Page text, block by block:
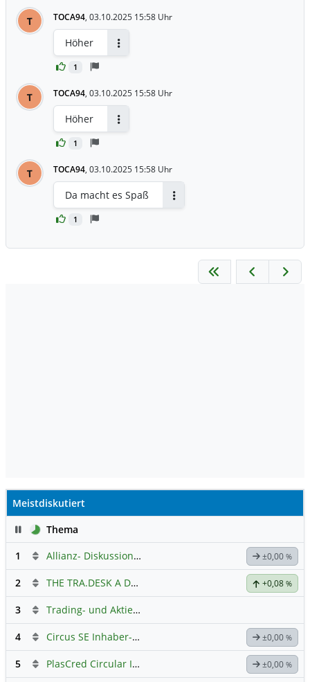
T TOCA94, 03.10.2025 15:58 Uhr
1
Höher
T TOCA94, 03.10.2025 15:58 Uhr
1
Höher
T TOCA94, 03.10.2025 15:58 Uhr
1
Da macht es Spaß
Meistdiskutiert
PauseThema
1
Allianz- Diskussion mit derminator ±0,00 %
2 THE TRA.DESK A DL-,000001 +0,08 %
3 Trading- und Aktien-Chat
4 Circus SE Inhaber-Akt ±0,00 %
5 PlasCred Circular Innovations ±0,00 %